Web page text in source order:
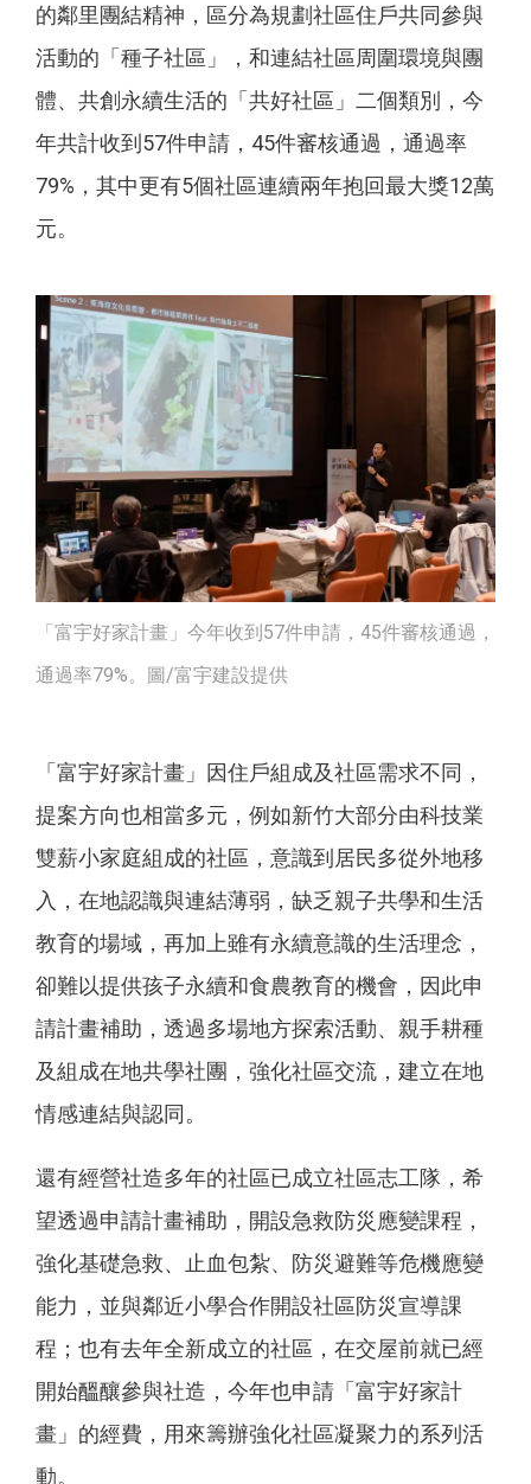
的鄰里團結精神，區分為規劃社區住戶共同參與
活動的「種子社區」，和連結社區周圍環境與團
體、共創永續生活的「共好社區」二個類別，今
年共計收到57件申請，45件審核通過，通過率
79%，其中更有5個社區連續兩年抱回最大獎12萬
元。
「富宇好家計畫」今年收到57件申請，45件審核通過，
通過率79%。圖/富宇建設提供
「富宇好家計畫」因住戶組成及社區需求不同，
提案方向也相當多元，例如新竹大部分由科技業
雙薪小家庭組成的社區，意識到居民多從外地移
入，在地認識與連結薄弱，缺乏親子共學和生活
教育的場域，再加上雖有永續意識的生活理念，
卻難以提供孩子永續和食農教育的機會，因此申
請計畫補助，透過多場地方探索活動、親手耕種
及組成在地共學社團，強化社區交流，建立在地
情感連結與認同。
還有經營社造多年的社區已成立社區志工隊，希
望透過申請計畫補助，開設急救防災應變課程，
強化基礎急救、止血包紮、防災避難等危機應變
能力，並與鄰近小學合作開設社區防災宣導課
程；也有去年全新成立的社區，在交屋前就已經
開始醞釀參與社造，今年也申請「富宇好家計
畫」的經費，用來籌辦強化社區凝聚力的系列活
動。